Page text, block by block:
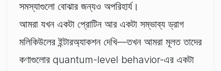
সমস্যাগুলো বোঝার জন্যও অপরিহার্য।
আমরা যখন একটা প্রোটিন আর একটা সম্ভাব্য ড্রাগ
মলিকিউলের ইন্টার‌অ্যাকশন দেখি—তখন আমরা মূলত তাদের
কণাগুলোর quantum-level behavior-এর একটা